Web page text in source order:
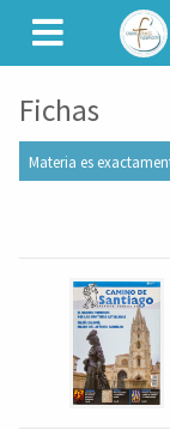
Fichas
Materia es